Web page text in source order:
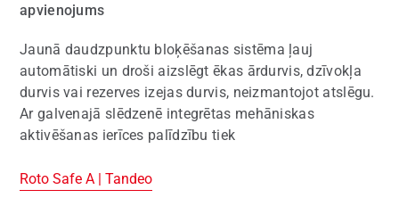
apvienojums
Jaunā daudzpunktu bloķēšanas sistēma ļauj
automātiski un droši aizslēgt ēkas ārdurvis, dzīvokļa
durvis vai rezerves izejas durvis, neizmantojot atslēgu.
Ar galvenajā slēdzenē integrētas mehāniskas
aktivēšanas ierīces palīdzību tiek
Roto Safe A | Tandeo